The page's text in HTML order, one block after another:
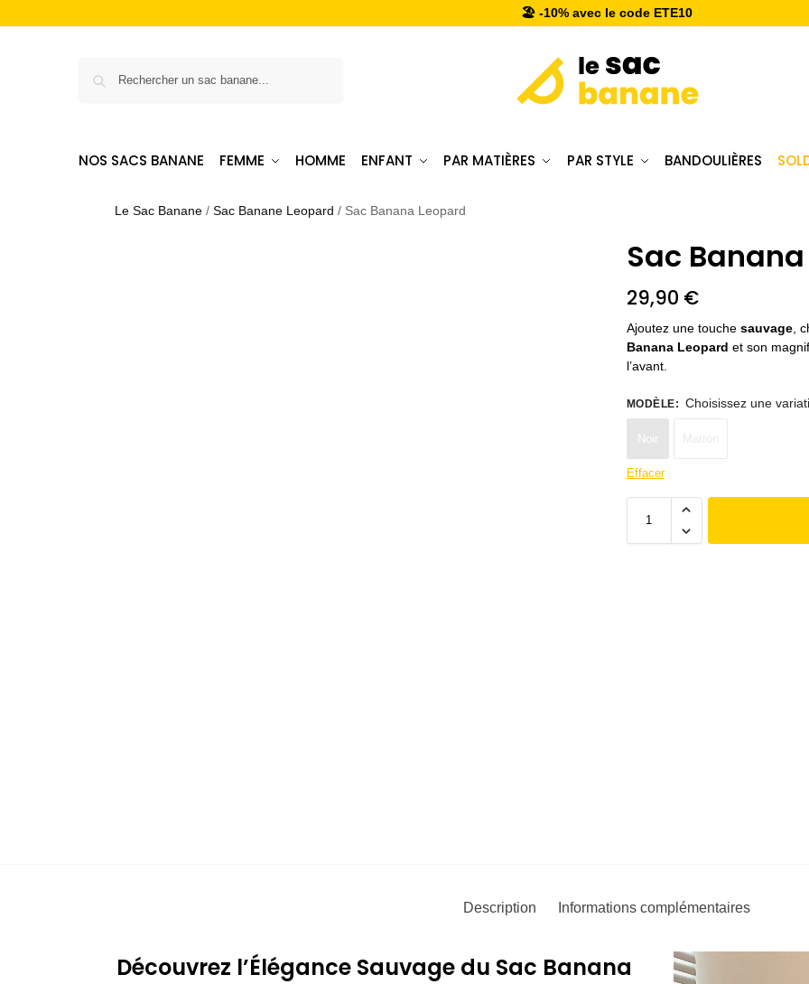
🏖️ -10% avec le code ETE10
NOS SACS BANANE FEMME HOMME ENFANT PAR MATIÈRES PAR STYLE BANDOULIÈRES
Le Sac Banane /Sac Banane Leopard / Sac Banana Leopard
Sac
29,90 €
Ajoutez une touche sauvage,
Banana Leopard et son
l’avant.
MODÈLE: Choisissez une
Noir
Effacer
Description Informations complémentaires
Découvrez l’Élégance Sauvage du Sac Banana